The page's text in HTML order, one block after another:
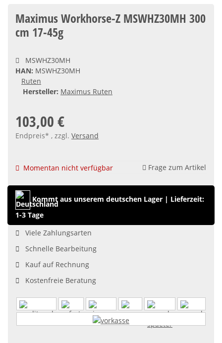
Maximus Workhorse-Z MSWHZ30MH 300
cm 17-45g
MSWHZ30MH
HAN: MSWHZ30MH
Ruten
Hersteller: Maximus Ruten
103,00 €
Endpreis* , zzgl. Versand
Momentan nicht verfügbar Frage zum Artikel
Kommt aus unserem deutschen Lager | Lieferzeit:
1-3 Tage
Viele Zahlungsarten
Schnelle Bearbeitung
Kauf auf Rechnung
Kostenfreie Beratung